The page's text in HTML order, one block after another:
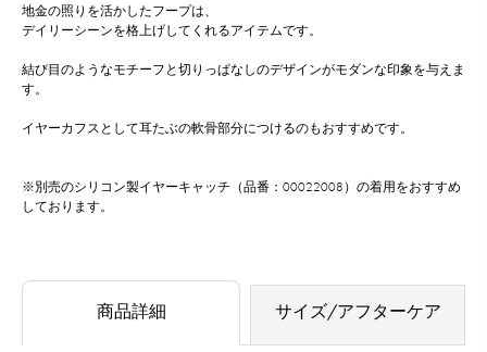
地金の照りを活かしたフープは、
デイリーシーンを格上げしてくれるアイテムです。
結び目のようなモチーフと切りっぱなしのデザインがモダンな印象を与えま
す。
イヤーカフスとして耳たぶの軟骨部分につけるのもおすすめです。
※別売のシリコン製イヤーキャッチ（品番：00022008）の着用をおすすめ
しております。
商品詳細 サイズ/アフターケア